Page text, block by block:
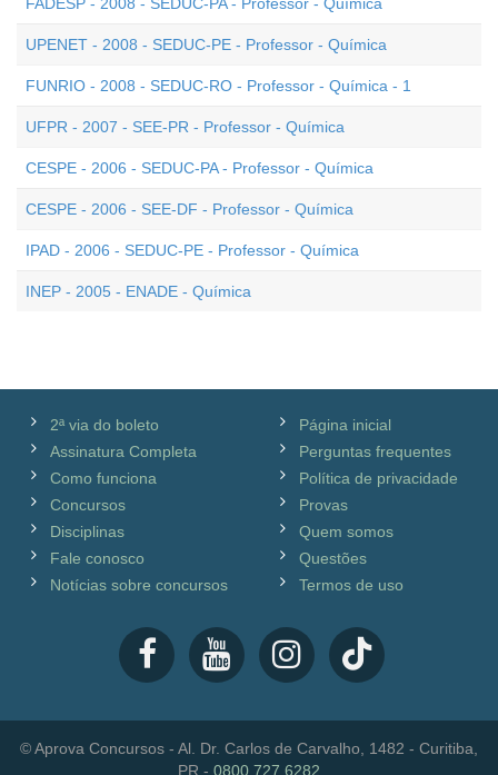
UPENET - 2008 - SEDUC-PE - Professor - Química
FUNRIO - 2008 - SEDUC-RO - Professor - Química - 1
UFPR - 2007 - SEE-PR - Professor - Química
CESPE - 2006 - SEDUC-PA - Professor - Química
CESPE - 2006 - SEE-DF - Professor - Química
IPAD - 2006 - SEDUC-PE - Professor - Química
INEP - 2005 - ENADE - Química
2ª via do boleto
Assinatura Completa
Como funciona
Concursos
Disciplinas
Fale conosco
Notícias sobre concursos
Página inicial
Perguntas frequentes
Política de privacidade
Provas
Quem somos
Questões
Termos de uso
© Aprova Concursos - Al. Dr. Carlos de Carvalho, 1482 - Curitiba,
PR - 0800 727 6282